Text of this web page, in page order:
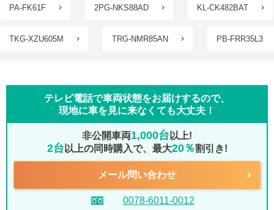
PA-FK61F 2PG-NKS88AD KL-CK482BAT
TKG-XZU605M TRG-NMR85AN PB-FRR35L3
テレビ電話で車両状態をお届けするので、
現地に車を見に来なくても大丈夫！
非公開車両1,000台 以上!
2台 以上の同時購入で、最大20％割引き!
メール問い合わせ
0078-6011-0012